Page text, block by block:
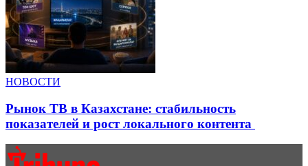
НОВОСТИ
Рынок ТВ в Казахстане: стабильность
показателей и рост локального контента